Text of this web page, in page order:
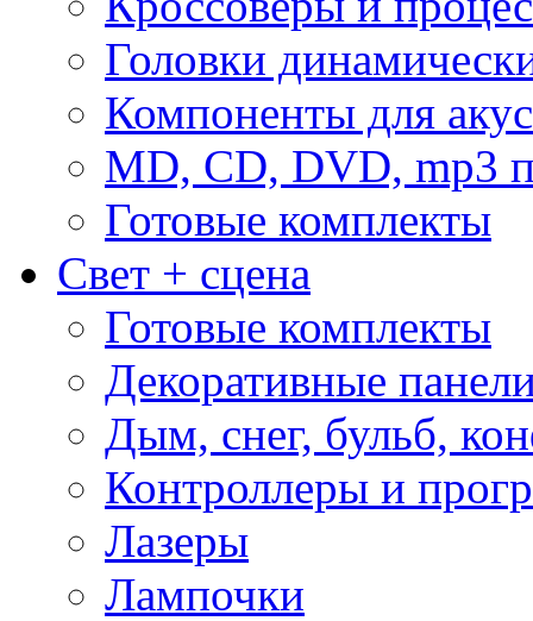
Головки
Компоненты для
MD, CD, DVD, mp3
Готовые комплекты
Свет + сцена
Готовые комплекты
Декоративные
Дым, снег, бульб,
Контроллеры и
Лазеры
Лампочки